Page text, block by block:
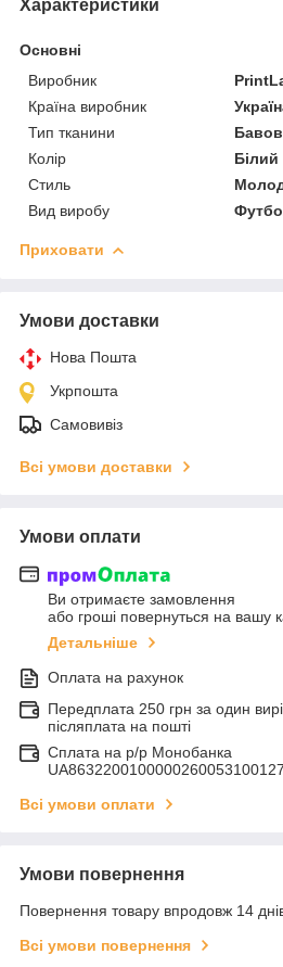
Характеристики
Основні
Виробник
Країна виробник
Тип тканини
Колір
Білий
Стиль
Вид виробу
Приховати
Умови доставки
Нова Пошта
Укрпошта
Самовивіз
Всі умови доставки
Умови оплати
Ви отримаєте замовлення
або гроші повернуться на вашу
Детальніше
Оплата на рахунок
Передплата 250 грн за один
післяплата на пошті
Сплата на р/р Монобанка
Всі умови оплати
Умови повернення
Повернення товару впродовж 14
Всі умови повернення